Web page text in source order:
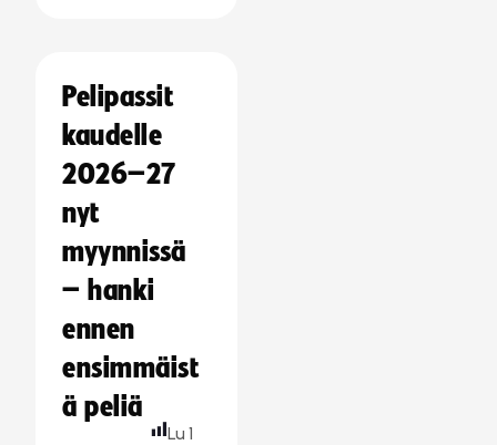
Pelipassit
kaudelle
2026–27
nyt
myynnissä
– hanki
ennen
ensimmäist
ä peliä
Lu 1